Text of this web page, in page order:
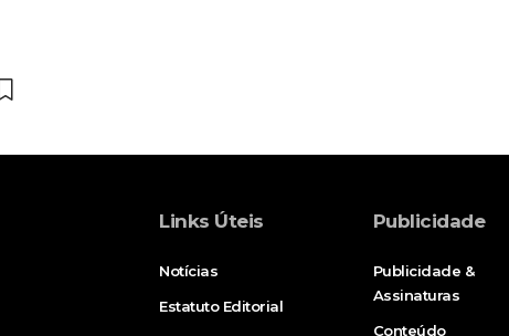
Links Úteis
Notícias
Estatuto Editorial
Publicidade
Publicidade &
Assinaturas
Conteúdo